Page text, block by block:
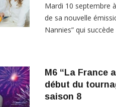
Mardi 10 septembre
de sa nouvelle
Nannies” qui succède
M6 “La France
début du
saison 8